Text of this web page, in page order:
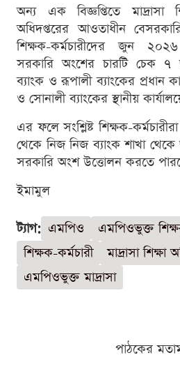
অন্য এক বিজ্ঞপ্তিতে মাদ্রাসা
অধিদপ্তরের আওতাধীন
শিক্ষক-কর্মচারীদের জুন
সরকারি অংশের চারটি চেক ৭
ব্যাংক ও রূপালী ব্যাংকের প্রধান
ও সোনালী ব্যাংকের স্থানীয়
এর ফলে সংশ্লিষ্ট শিক্ষক-
থেকে নিজ নিজ ব্যাংক শাখা
সরকারি অংশ উত্তোলন করতে
ইমামুল
ট্যাগ: এমপিও এমপিওভুক্ত
শিক্ষক-কর্মচারী
মাদ্রাসা শিক্ষা
এমপিওভুক্ত মাদ্রাসা
পাঠকের